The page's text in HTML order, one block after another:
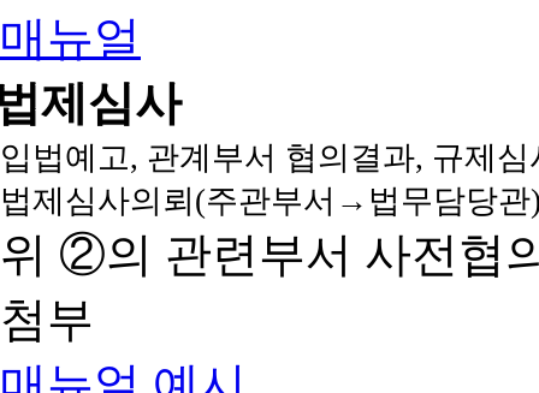
매뉴얼
제심사
입법예고, 관계부서 협의결과, 규제
법제심사의뢰(주관부서→법무담당
위 ②의 관련부서 사전협
첨부